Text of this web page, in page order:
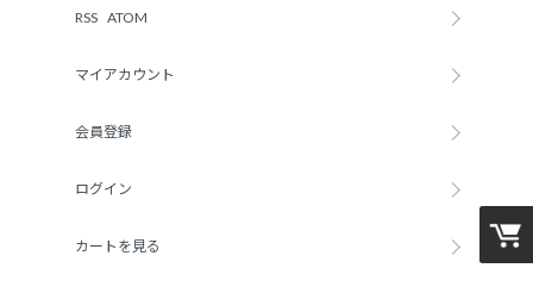
RSS/ ATOM
マイアカウント
会員登録
ログイン
カートを見る